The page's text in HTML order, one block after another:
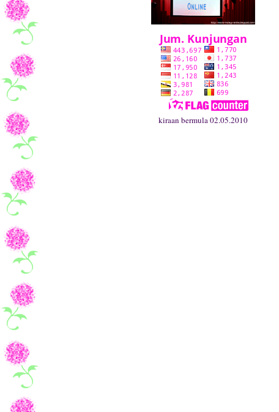
kiraan bermula 02.05.2010